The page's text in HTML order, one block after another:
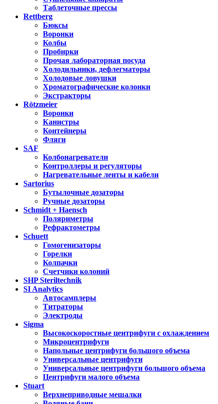
Таблеточные прессы
Rettberg
Бюксы
Воронки
Колбы
Пробирки
Прочая лабораторная посуда
Холодильники, дефлегматоры
Холодовые ловушки
Хроматографические колонки
Экстракторы
Rötzmeier
Воронки
Канистры
Контейнеры
Фляги
SAF
Колбонагреватели
Контроллеры и регуляторы
Нагревательные ленты и кабели
Sartorius
Бутылочные дозаторы
Ручные дозаторы
Schmidt + Haensch
Поляриметры
Рефрактометры
Schuett
Гомогенизаторы
Горелки
Колпачки
Счетчики колоний
SHP Steriltechnik
SI Analytics
Автосамплеры
Титраторы
Электроды
Sigma
Высокоскоростные центрифуги с охлаждением
Микроцентрифуги
Напольные центрифуги большого объема
Универсальные центрифуги
Универсальные центрифуги большого объема
Центрифуги малого объема
Stuart
Верхнеприводные мешалки